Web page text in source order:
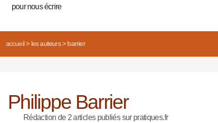
pour nous écrire
accueil> les auteurs> barrier
Philippe Barrier
Rédaction de 2 articles publiés sur pratiques.fr